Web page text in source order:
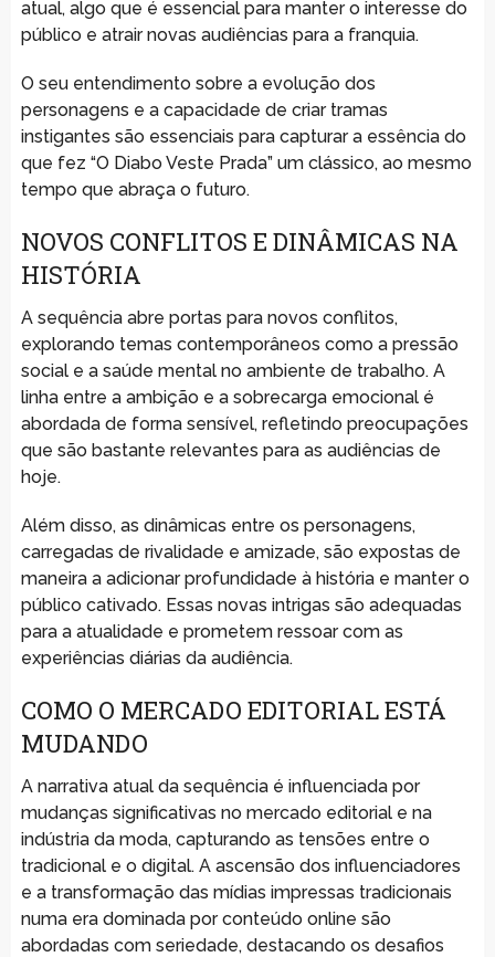
atual, algo que é essencial para manter o interesse do
público e atrair novas audiências para a franquia.
O seu entendimento sobre a evolução dos
personagens e a capacidade de criar tramas
instigantes são essenciais para capturar a essência do
que fez “O Diabo Veste Prada” um clássico, ao mesmo
tempo que abraça o futuro.
NOVOS CONFLITOS E DINÂMICAS NA
HISTÓRIA
A sequência abre portas para novos conflitos,
explorando temas contemporâneos como a pressão
social e a saúde mental no ambiente de trabalho. A
linha entre a ambição e a sobrecarga emocional é
abordada de forma sensível, refletindo preocupações
que são bastante relevantes para as audiências de
hoje.
Além disso, as dinâmicas entre os personagens,
carregadas de rivalidade e amizade, são expostas de
maneira a adicionar profundidade à história e manter o
público cativado. Essas novas intrigas são adequadas
para a atualidade e prometem ressoar com as
experiências diárias da audiência.
COMO O MERCADO EDITORIAL ESTÁ
MUDANDO
A narrativa atual da sequência é influenciada por
mudanças significativas no mercado editorial e na
indústria da moda, capturando as tensões entre o
tradicional e o digital. A ascensão dos influenciadores
e a transformação das mídias impressas tradicionais
numa era dominada por conteúdo online são
abordadas com seriedade, destacando os desafios